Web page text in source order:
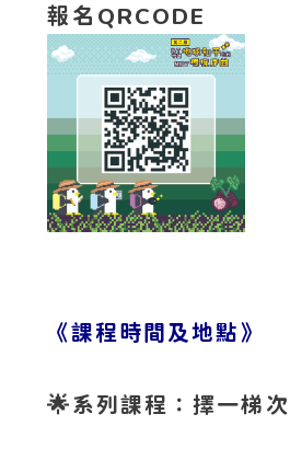
報名QRCODE
《課程時間及地點》
🌟系列課程：擇一梯